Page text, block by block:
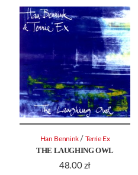
THE LAUGHING OWL
48.00 zł
Han Bennink / Terrie Ex